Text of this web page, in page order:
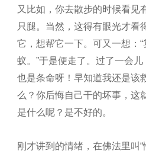
又比如，你去散步的时候看见
只腿。当然，这得有眼光才看
它，想帮它一下。可又一想：
蚁。”于是便走了。过了一会
也是条命呀！早知道我还是该
么？你后悔自己干的坏事，这
是什么呢？是不好的。
刚才讲到的情绪，在佛法里叫